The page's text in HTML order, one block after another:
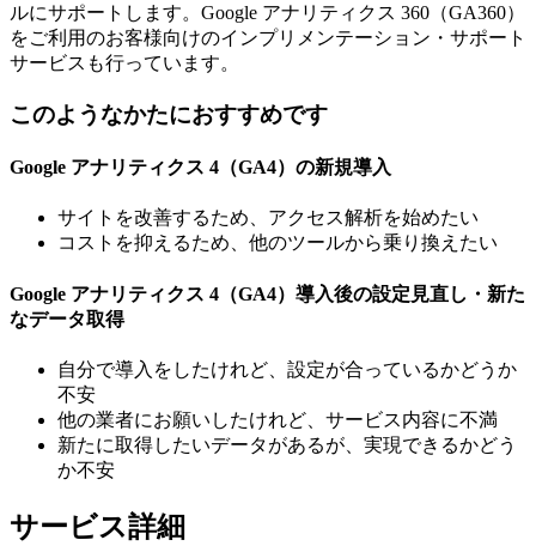
ルにサポートします。Google アナリティクス 360（GA360）
をご利用のお客様向けのインプリメンテーション・サポート
サービスも行っています。
このようなかたにおすすめです
Google アナリティクス 4（GA4）の新規導入
サイトを改善するため、アクセス解析を始めたい
コストを抑えるため、他のツールから乗り換えたい
Google アナリティクス 4（GA4）導入後の設定見直し・新た
なデータ取得
自分で導入をしたけれど、設定が合っているかどうか
不安
他の業者にお願いしたけれど、サービス内容に不満
新たに取得したいデータがあるが、実現できるかどう
か不安
サービス詳細